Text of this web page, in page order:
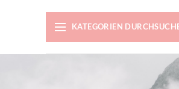
KATEGORIEN